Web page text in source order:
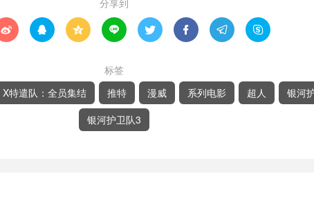
分享到
       
标签
X特遣队：全员集结 推特 漫威 系列电影 超人
银河
银河护卫队3